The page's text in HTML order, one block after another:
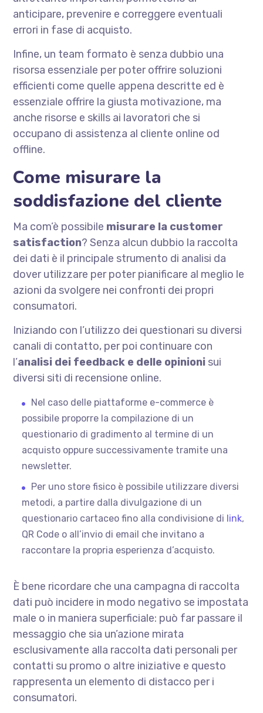
anticipare, prevenire e correggere eventuali
errori in fase di acquisto.
Infine, un team formato è senza dubbio una
risorsa essenziale per poter offrire soluzioni
efficienti come quelle appena descritte ed è
essenziale offrire la giusta motivazione, ma
anche risorse e skills ai lavoratori che si
occupano di assistenza al cliente online od
offline.
Come misurare la
soddisfazione del cliente
Ma com’è possibile misurare la customer
satisfaction? Senza alcun dubbio la raccolta
dei dati è il principale strumento di analisi da
dover utilizzare per poter pianificare al meglio le
azioni da svolgere nei confronti dei propri
consumatori.
Iniziando con l’utilizzo dei questionari su diversi
canali di contatto, per poi continuare con
l’analisi dei feedback e delle opinioni sui
diversi siti di recensione online.
Nel caso delle piattaforme e-commerce è
possibile proporre la compilazione di un
questionario di gradimento al termine di un
acquisto oppure successivamente tramite una
newsletter.
Per uno store fisico è possibile utilizzare diversi
metodi, a partire dalla divulgazione di un
questionario cartaceo fino alla condivisione di link,
QR Code o all’invio di email che invitano a
raccontare la propria esperienza d’acquisto.
È bene ricordare che una campagna di raccolta
dati può incidere in modo negativo se impostata
male o in maniera superficiale: può far passare il
messaggio che sia un’azione mirata
esclusivamente alla raccolta dati personali per
contatti su promo o altre iniziative e questo
rappresenta un elemento di distacco per i
consumatori.